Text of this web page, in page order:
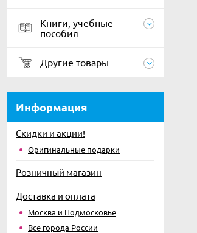
Книги, учебные
пособия
Другие товары
Информация
Скидки и акции!
Оригинальные подарки
Розничный магазин
Доставка и оплата
Москва и Подмосковье
Все города России